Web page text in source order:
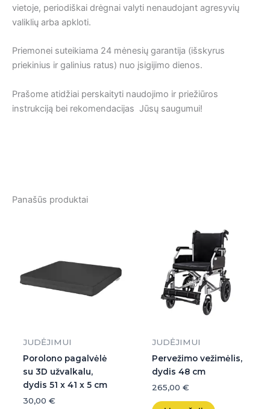
vietoje, periodiškai drėgnai valyti nenaudojant agresyvių
valiklių arba apkloti.
Priemonei suteikiama 24 mėnesių garantija (išskyrus
priekinius ir galinius ratus) nuo įsigijimo dienos.
Prašome atidžiai perskaityti naudojimo ir priežiūros
instrukciją bei rekomendacijas Jūsų saugumui!
Panašūs produktai
JUDĖJIMUI
Porolono pagalvėlė
su 3D užvalkalu,
dydis 51 x 41 x 5 cm
30,00 €
JUDĖJIMUI
Pervežimo vežimėlis,
dydis 48 cm
265,00 €